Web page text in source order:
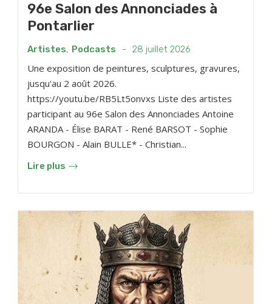
96e Salon des Annonciades à
Pontarlier
Artistes, Podcasts - 28 juillet 2026
Une exposition de peintures, sculptures, gravures,
jusqu'au 2 août 2026.
https://youtu.be/RB5Lt5onvxs Liste des artistes
participant au 96e Salon des Annonciades Antoine
ARANDA - Élise BARAT - René BARSOT - Sophie
BOURGON - Alain BULLE* - Christian...
Lire plus